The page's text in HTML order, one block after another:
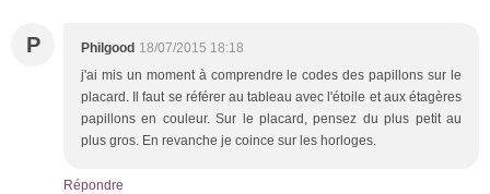
P Philgood 18/07/2015 18:18
j'ai mis un moment à comprendre le codes des papillons sur le
placard. Il faut se référer au tableau avec l'étoile et aux étagères
papillons en couleur. Sur le placard, pensez du plus petit au
plus gros. En revanche je coince sur les horloges.
Répondre